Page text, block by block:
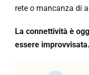
rete o mancanza di
La connettività è
essere improvvisata.